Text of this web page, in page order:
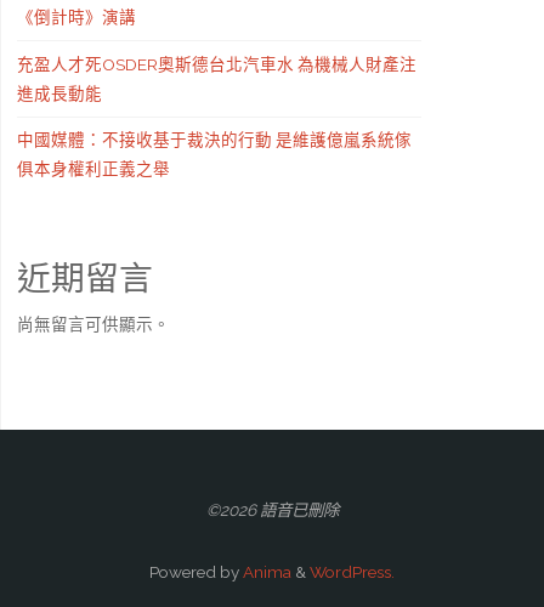
《倒計時》演講
充盈人才死OSDER奧斯德台北汽車水 為機械人財產注
進成長動能
中國媒體：不接收基于裁決的行動 是維護億嵐系統傢
俱本身權利正義之舉
近期留言
尚無留言可供顯示。
©2026 語音已刪除
Powered byAnima & WordPress.